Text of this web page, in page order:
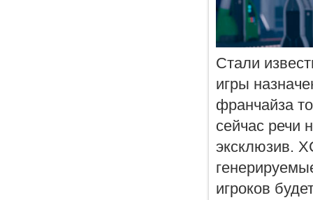
Стали
игры
франчайза
сейчас речи
эксклюзив.
игроков